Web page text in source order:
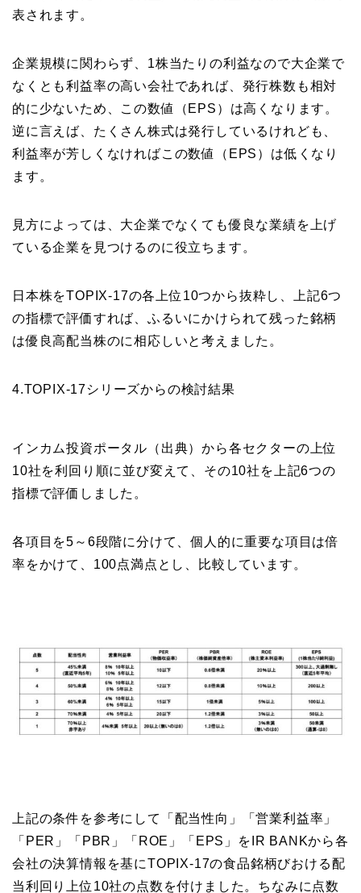
表されます。
企業規模に関わらず、1株当たりの利益なので大企業で
なくとも利益率の高い会社であれば、発行株数も相対
的に少ないため、この数値（EPS）は高くなります。
逆に言えば、たくさん株式は発行しているけれども、
利益率が芳しくなければこの数値（EPS）は低くなり
ます。
見方によっては、大企業でなくても優良な業績を上げ
ている企業を見つけるのに役立ちます。
日本株をTOPIX-17の各上位10つから抜粋し、上記6つ
の指標で評価すれば、ふるいにかけられて残った銘柄
は優良高配当株のに相応しいと考えました。
4.TOPIX-17シリーズからの検討結果
インカム投資ポータル（出典）から各セクターの上位
10社を利回り順に並び変えて、その10社を上記6つの
指標で評価しました。
各項目を5～6段階に分けて、個人的に重要な項目は倍
率をかけて、100点満点とし、比較しています。
上記の条件を参考にして「配当性向」「営業利益率」
「PER」「PBR」「ROE」「EPS」をIR BANKから各
会社の決算情報を基にTOPIX-17の食品銘柄びおける配
当利回り上位10社の点数を付けました。ちなみに点数